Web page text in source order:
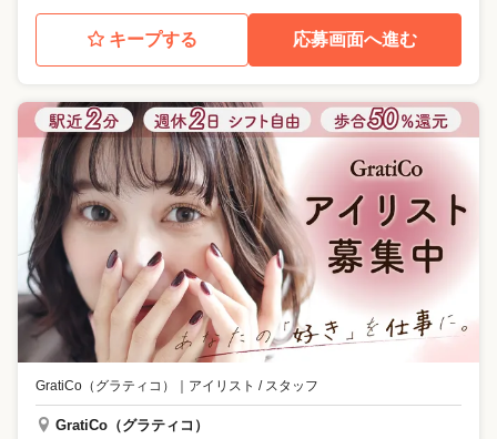
キープする 応募画面へ進む
GratiCo（グラティコ） ｜ アイリスト / スタッフ
GratiCo（グラティコ）